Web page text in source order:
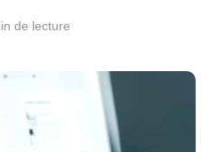
de lecture